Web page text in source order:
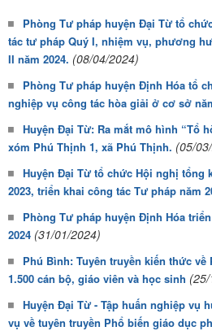
Phòng Tư pháp huyện Đại Từ tổ
tác tư pháp Quý I, nhiệm vụ, phương
II năm 2024. (08/04/2024)
Phòng Tư pháp huyện Định Hóa tổ
nghiệp vụ công tác hòa giải ở cơ sở
Huyện Đại Từ: Ra mắt mô hình “Tổ
xóm Phú Thịnh 1, xã Phú Thịnh. (05/
Huyện Đại Từ tổ chức Hội nghị tổng
2023, triển khai công tác Tư pháp năm
Phòng Tư pháp huyện Định Hóa
2024 (31/01/2024)
Phú Bình: Tuyên truyền kiến thức về
1.500 cán bộ, giáo viên và học sinh
Huyện Đại Từ - Tập huấn nghiệp vụ
vụ về tuyên truyền Phổ biến giáo dục